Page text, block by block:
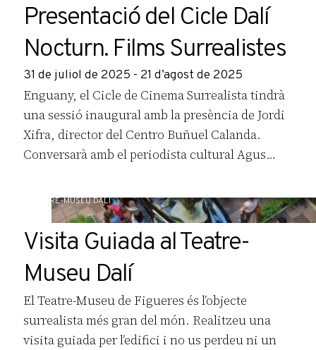
Presentació del Cicle Dalí
Nocturn. Films Surrealistes
31 de juliol de 2025 - 21 d’agost de 2025
Enguany, el Cicle de Cinema Surrealista tindrà
una sessió inaugural amb la presència de Jordi
Xifra, director del Centro Buñuel Calanda.
Conversarà amb el periodista cultural Agus
TEATRE-MUSEU DALÍ
Visita Guiada al Teatre-
Museu Dalí
El Teatre-Museu de Figueres és l’objecte
surrealista més gran del món. Realitzeu una
visita guiada per l’edifici i no us perdeu ni un